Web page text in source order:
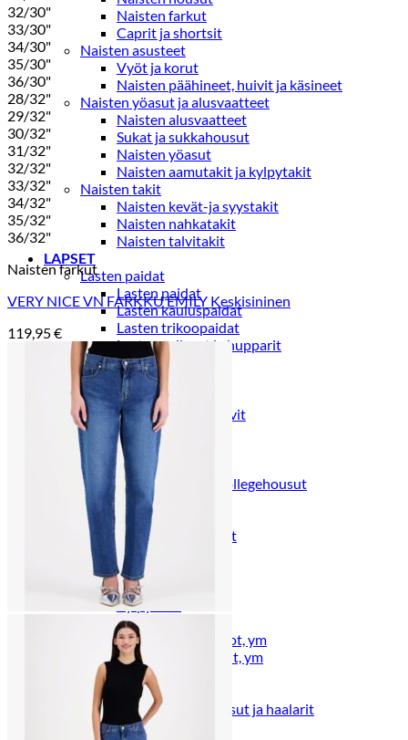
Naisten farkut
Caprit ja shortsit
Naisten asusteet
Vyöt ja korut
Naisten päähineet, huivit ja käsineet
Naisten yöasut ja alusvaatteet
Naisten alusvaatteet
Sukat ja sukkahousut
Naisten yöasut
Naisten aamutakit ja kylpytakit
Naisten takit
Naisten kevät-ja syystakit
Naisten nahkatakit
Naisten talvitakit
LAPSET
Lasten paidat
Lasten paidat
Lasten kauluspaidat
Lasten trikoopaidat
Lasten colleget ja hupparit
Lasten neuleet
Lasten mekot ja hameet
Mekot ja hameet
Lasten puvut,bleiserit,liivit
Liivit
Lasten housut
Lasten housut
Lasten trikoo-ja collegehousut
Lasten farkut
Lasten shortsit
Lasten juhlahousut
Yöasut ja kylpytakit
Lasten yöpaidat
Lasten pyjamat
Kylpytakit
Lasten asusteet
Vyöt, käsineet,pipot, ym
Sukat, sukkahousut, ym
Lasten ulkoilu
Lasten takit
Ulkoilupuvut, housut ja haalarit
32/30"
33/30"
34/30"
35/30"
36/30"
28/32"
29/32"
30/32"
31/32"
32/32"
33/32"
34/32"
35/32"
36/32"
Naisten farkut
VERY NICE VN FARKKU EMILY Keskisininen
119,95€